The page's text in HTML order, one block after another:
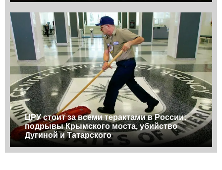
ЦРУ стоит за всеми терактами в России:
подрывы Крымского моста, убийство
Дугиной и Татарского